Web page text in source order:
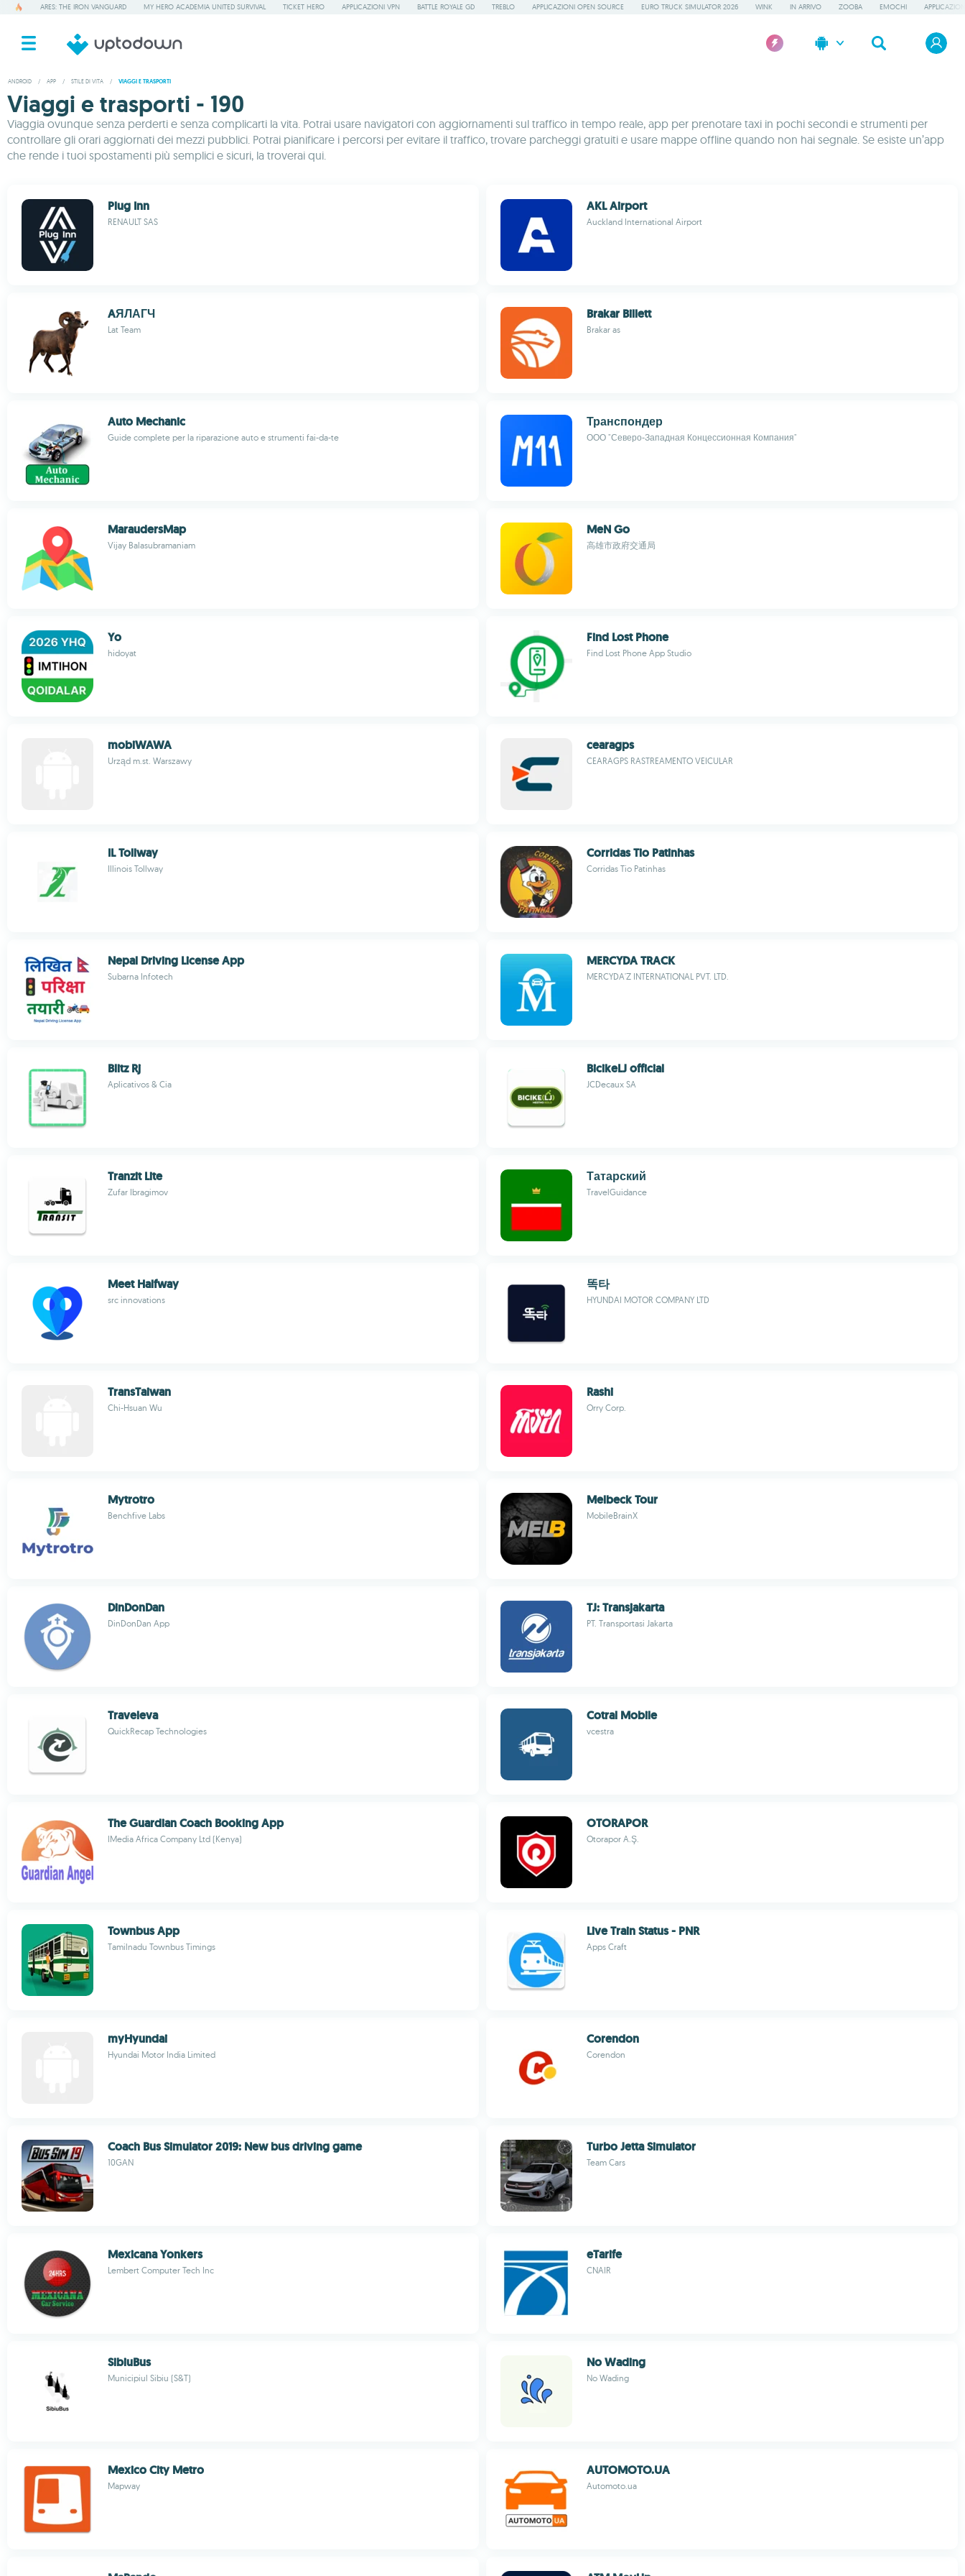
ARES: THE IRON VANGUARD MY HERO ACADEMIA UNITED SURVIVAL TICKET HERO APPLICAZIONI VPN BATTLE ROYALE GD TREBLO APPLICAZIONI OPEN SOURCE EURO TRUCK SIMULATOR 2026 WINK IN ARRIVO ZOOBA EMOCHI
ANDROID / APP / STILE DI VITA / VIAGGI E TRASPORTI
Viaggi e trasporti - 190
Viaggia ovunque senza perderti e senza complicarti la vita. Potrai usare navigatori con aggiornamenti sul traffico in tempo reale, app per prenotare taxi in pochi secondi e strumenti per
controllare gli orari aggiornati dei mezzi pubblici. Potrai pianificare i percorsi per evitare il traffico, trovare parcheggi gratuiti e usare mappe offline quando non hai segnale. Se esiste un’app
che rende i tuoi spostamenti più semplici e sicuri, la troverai qui.
Plug Inn
RENAULT SAS
AKL Airport
Auckland International Airport
AЯЛАГЧ
Lat Team
Brakar Billett
Brakar as
Auto Mechanic
Guide complete per la riparazione auto e strumenti fai-da-te
Транспондер
ООО "Северо-Западная Концессионная Компания"
MaraudersMap
Vijay Balasubramaniam
MeN Go
高雄市政府交通局
Yo
hidoyat
Find Lost Phone
Find Lost Phone App Studio
mobiWAWA
Urząd m.st. Warszawy
cearagps
CEARAGPS RASTREAMENTO VEICULAR
IL Tollway
Illinois Tollway
Corridas Tio Patinhas
Corridas Tio Patinhas
Nepal Driving License App
Subarna Infotech
MERCYDA TRACK
MERCYDA'Z INTERNATIONAL PVT. LTD.
Blitz Rj
Aplicativos & Cia
BicikeLJ official
JCDecaux SA
Tranzit Lite
Zufar Ibragimov
Татарский
TravelGuidance
Meet Halfway
src innovations
똑타
HYUNDAI MOTOR COMPANY LTD
TransTaiwan
Chi-Hsuan Wu
Rashi
Orry Corp.
Mytrotro
Benchfive Labs
Melbeck Tour
MobileBrainX
DinDonDan
DinDonDan App
TJ: Transjakarta
PT. Transportasi Jakarta
Traveleva
QuickRecap Technologies
Cotral Mobile
vcestra
The Guardian Coach Booking App
IMedia Africa Company Ltd (Kenya)
OTORAPOR
Otorapor A.Ş.
Townbus App
Tamilnadu Townbus Timings
Live Train Status - PNR
Apps Craft
myHyundai
Hyundai Motor India Limited
Corendon
Corendon
Coach Bus Simulator 2019: New bus driving game
10GAN
Turbo Jetta Simulator
Team Cars
Mexicana Yonkers
Lembert Computer Tech Inc
eTarife
CNAIR
SibiuBus
Municipiul Sibiu (S&T)
No Wading
No Wading
Mexico City Metro
Mapway
AUTOMOTO.UA
Automoto.ua